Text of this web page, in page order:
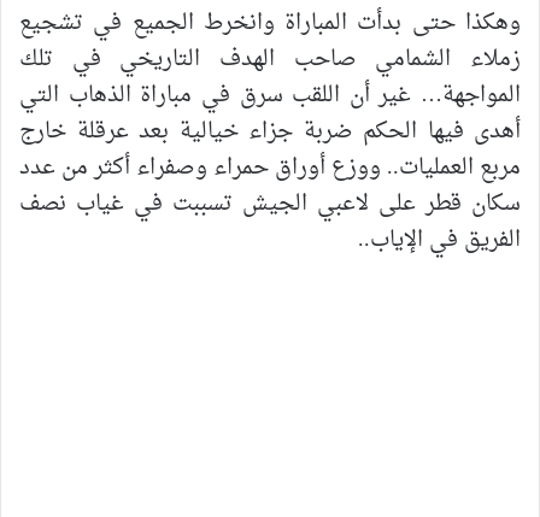
وهكذا حتى بدأت المباراة وانخرط الجميع في تشجيع
زملاء الشمامي صاحب الهدف التاريخي في تلك
المواجهة… غير أن اللقب سرق في مباراة الذهاب التي
أهدى فيها الحكم ضربة جزاء خيالية بعد عرقلة خارج
مربع العمليات.. ووزع أوراق حمراء وصفراء أكثر من عدد
سكان قطر على لاعبي الجيش تسببت في غياب نصف
الفريق في الإياب..